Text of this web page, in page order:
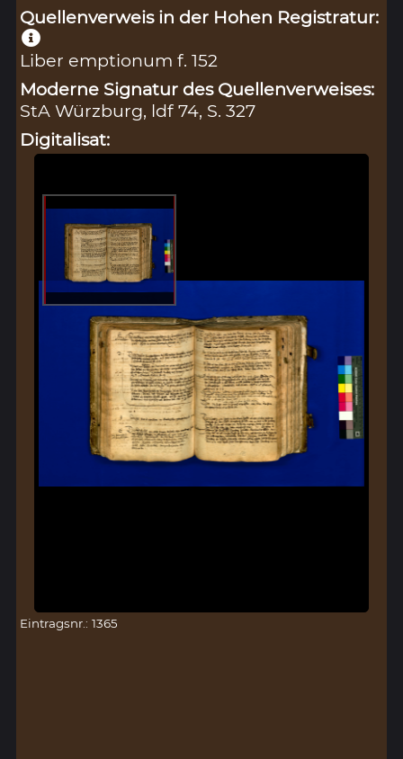
Quellenverweis in der Hohen Registratur:
Liber emptionum f. 152
Moderne Signatur des Quellenverweises:
StA Würzburg, ldf 74, S. 327
Digitalisat:
Eintragsnr.: 1365